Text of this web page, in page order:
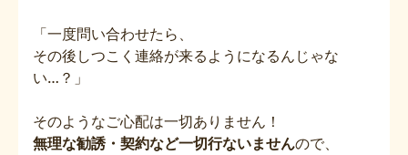
「一度問い合わせたら、
その後しつこく連絡が来るようになるんじゃな
い…？」
そのようなご心配は一切ありません！
無理な勧誘・契約など一切行ないませんので、